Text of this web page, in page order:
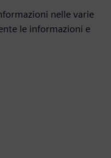
nelle varie
le informazioni e